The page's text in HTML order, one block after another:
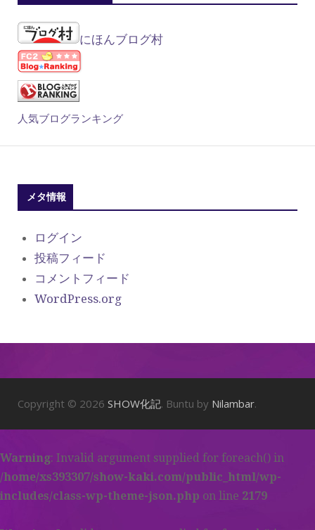
にほんブログ村
人気ブログランキング
メタ情報
ログイン
投稿フィード
コメントフィード
WordPress.org
Copyright © 2026 SHOW化記. Buntu by Nilambar.
Warning: Invalid argument supplied for foreach() in
/home/xs393307/show-kaki.com/public_html/wp-
includes/class-wp-theme-json.php on line 2179